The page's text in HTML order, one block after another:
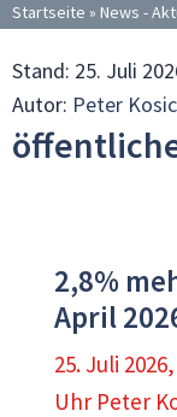
Startseite » News -
Stand: 25. Juli
Autor: Peter
2,8%
April
25. Juli
Uhr Peter